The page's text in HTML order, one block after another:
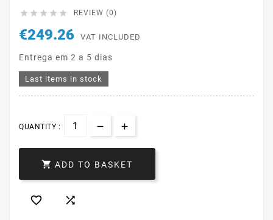
     REVIEW (0)
€249.26 VAT INCLUDED
Entrega em 2 a 5 dias
Last items in stock
QUANTITY :
 ADD TO BASKET
 